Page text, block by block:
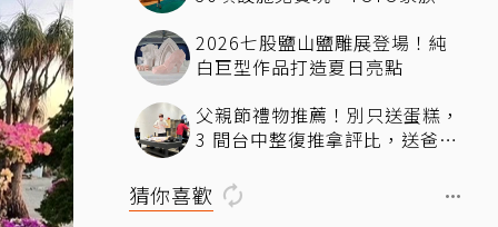
2026七股鹽山鹽雕展登場！純
白巨型作品打造夏日亮點
父親節禮物推薦！別只送蛋糕，
3 間台中整復推拿評比，送爸爸
猜你喜歡